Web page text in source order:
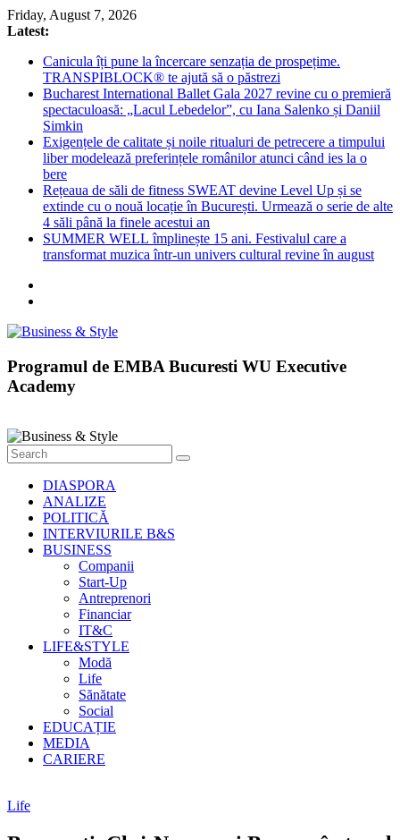
Skip
to
Friday, August 7, 2026
Latest:
Canicula îți pune la încercare senzația de prospețime.
TRANSPIBLOCK® te ajută să o păstrezi
Bucharest International Ballet Gala 2027 revine cu o premieră
spectaculoasă: „Lacul Lebedelor”, cu Iana Salenko și Daniil
Simkin
Exigențele de calitate și noile ritualuri de petrecere a timpului
liber modelează preferințele românilor atunci când ies la o
bere
Rețeaua de săli de fitness SWEAT devine Level Up și se
extinde cu o nouă locație în București. Urmează o serie de alte
4 săli până la finele acestui an
SUMMER WELL împlinește 15 ani. Festivalul care a
transformat muzica într-un univers cultural revine în august
Business
&
Știri
cu
Programul de EMBA Bucuresti WU Executive
Academy
DIASPORA
ANALIZE
POLITICĂ
INTERVIURILE B&S
BUSINESS
Companii
Start-Up
Antreprenori
Financiar
IT&C
LIFE&STYLE
Modă
Life
Sănătate
Social
EDUCAȚIE
MEDIA
CARIERE
Life